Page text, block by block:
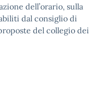
dell’orario, sulla
dal consiglio di
del collegio dei